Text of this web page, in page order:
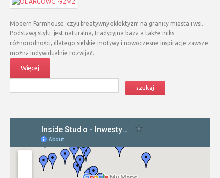
Modern Farmhouse czyli kreatywny eklektyzm na granicy miasta i wsi.
Podstawą stylu jest naturalna, tradycyjna baza a także miks
różnorodności, dlatego sielskie motywy i nowoczesne inspiracje zawsze
można indywidualnie rozwijać.
Więcej